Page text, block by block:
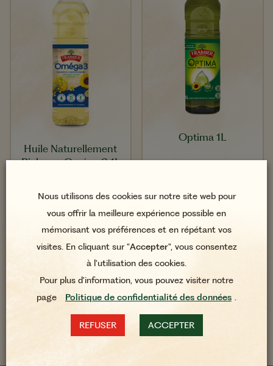
Huile Naturellement
Riche en Oméga 3 1L
Optima 1L
Nous utilisons des cookies sur notre site web pour
vous offrir la meilleure expérience possible en
mémorisant vos préférences et en répétant vos
visites. En cliquant sur "Accepter", vous consentez
à l'utilisation des cookies.
Pour plus d'information, vous pouvez visiter notre
page
Politique de confidentialité des données .
REFUSER ACCEPTER